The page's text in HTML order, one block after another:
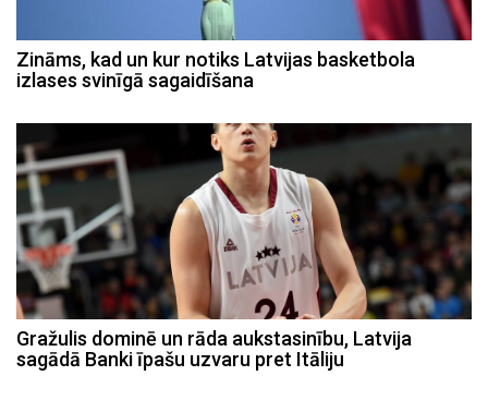
Zināms, kad un kur notiks Latvijas basketbola
izlases svinīgā sagaidīšana
Gražulis dominē un rāda aukstasinību, Latvija
sagādā Banki īpašu uzvaru pret Itāliju